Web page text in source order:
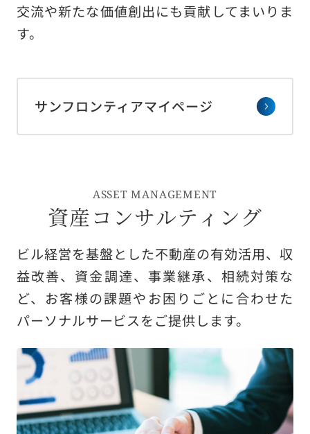
交流や新たな価値創出にも貢献してまいりま
す。
サンフロンティアマイページ
ASSET MANAGEMENT
資産コンサルティング
ビル経営を基盤とした不動産の有効活用、収
益改善、資金調達、事業継承、相続対策な
ど、お客様の課題やお困りごとに合わせた
パーソナルサービスをご提供します。